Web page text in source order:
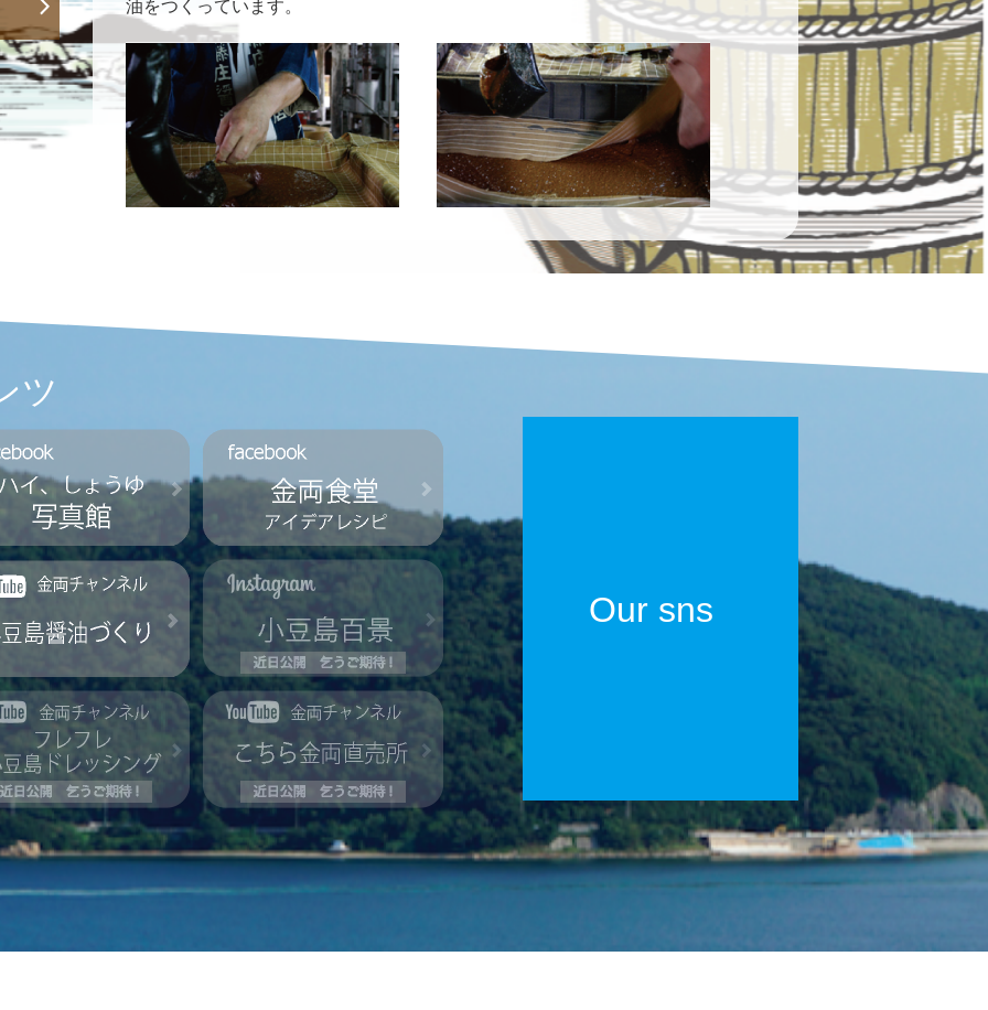
油をつくっています。
長い眠りを経て香り高いお醤油ができ上がるのです
金両醤油は、昔ながらの作り方を頑なに守り続ける、小さな醤油蔵。
代々当主の子守唄は発酵蔵の酵母たちの静かな歌声だった気がします。
蔵は生きている晴れの日も、曇りの日も雨の日も。
ツ
Our sns